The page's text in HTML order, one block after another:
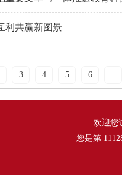
利共赢新图景
3 4 5 6 ...
欢迎您
您是第